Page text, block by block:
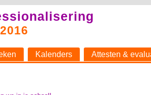
Kalenders Attesten &